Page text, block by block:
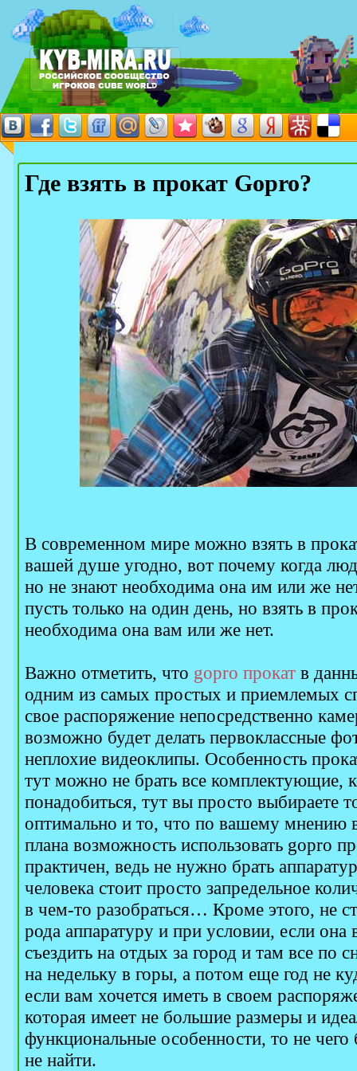
Где взять в прокат Gopro?
В современном мире можно взять в
вашей душе угодно, вот почему когда
но не знают необходима она им или же
пусть только на один день, но взять в
необходима она вам или же нет.
Важно отметить, что gopro прокат в
одним из самых простых и приемлемых
свое распоряжение непосредственно
возможно будет делать первоклассные
неплохие видеоклипы. Особенность
тут можно не брать все комплектующие,
понадобиться, тут вы просто выбираете
оптимально и то, что по вашему мнению
плана возможность использовать gopro
практичен, ведь не нужно брать
человека стоит просто запредельное
в чем-то разобраться… Кроме этого, не
рода аппаратуру и при условии, если она
съездить на отдых за город и там все по
на недельку в горы, а потом еще год не
если вам хочется иметь в своем
которая имеет не большие размеры и
функциональные особенности, то не
не найти.